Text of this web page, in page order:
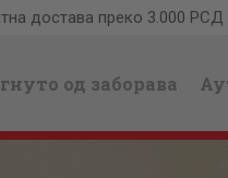
достава преко 3.000 РСД
од заборава